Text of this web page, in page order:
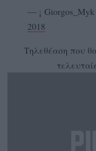
— ¡
2018
Τηλεθέαση που